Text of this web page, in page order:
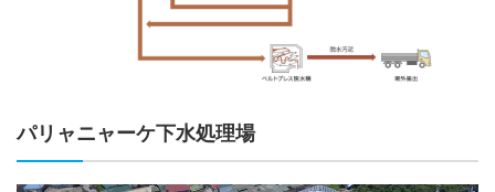
パリャニャーケ下水処理場